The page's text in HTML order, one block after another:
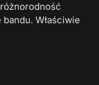
różnorodność
Właściwie